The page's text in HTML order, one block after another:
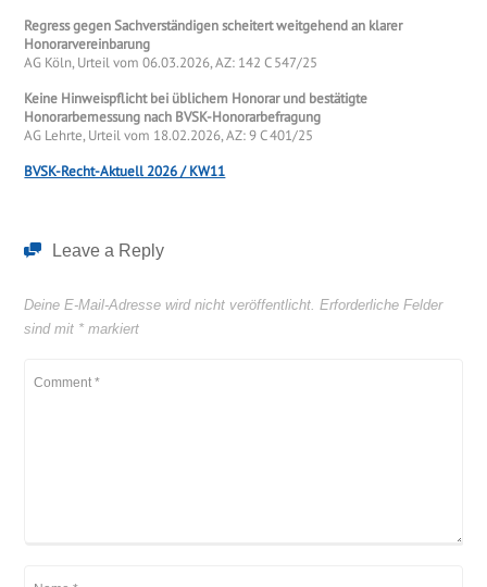
Regress gegen Sachverständigen scheitert weitgehend an klarer
Honorarvereinbarung
AG Köln, Urteil vom 06.03.2026, AZ: 142 C 547/25
Keine Hinweispflicht bei üblichem Honorar und bestätigte
Honorarbemessung nach BVSK-Honorarbefragung
AG Lehrte, Urteil vom 18.02.2026, AZ: 9 C 401/25
BVSK-Recht-Aktuell 2026 / KW11
Leave a Reply
Deine E-Mail-Adresse wird nicht veröffentlicht. Erforderliche Felder
sind mit * markiert